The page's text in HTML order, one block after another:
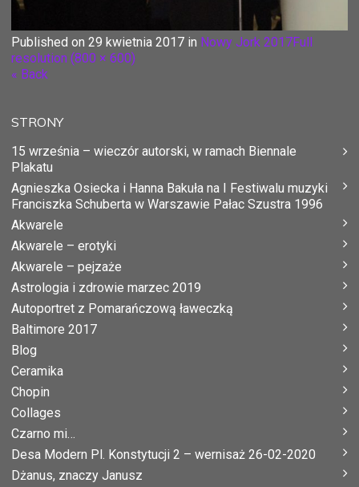
Published on 29 kwietnia 2017 in Nowy Jork 2017Full
resolution (800 × 600)
« Back
STRONY
15 września – wieczór autorski, w ramach Biennale
Plakatu
Agnieszka Osiecka i Hanna Bakuła na I Festiwalu muzyki
Franciszka Schuberta w Warszawie Pałac Szustra 1996
Akwarele
Akwarele – erotyki
Akwarele – pejzaże
Astrologia i zdrowie marzec 2019
Autoportret z Pomarańczową ławeczką
Baltimore 2017
Blog
Ceramika
Chopin
Collages
Czarno mi…
Desa Modern Pl. Konstytucji 2 – wernisaż 26-02-2020
Dżanus, znaczy Janusz